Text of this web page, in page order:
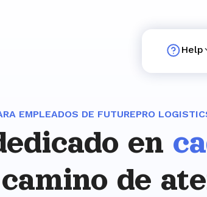
Help
EMPLEADOS DE FUTUREPRO
en
de